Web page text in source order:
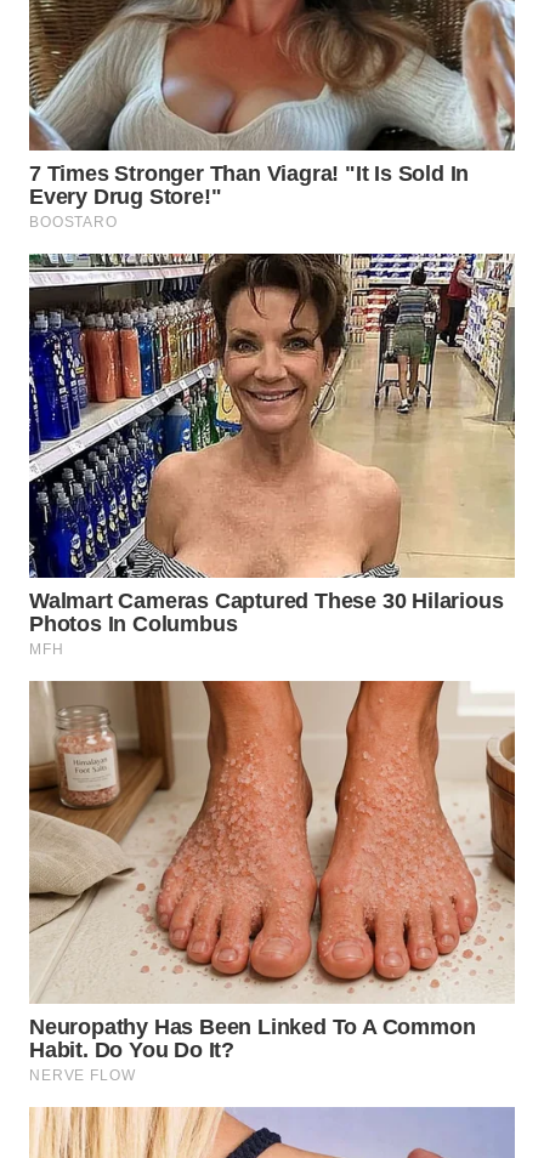
PADANG
LAWAS
WN
SUMEDANG
WN
CIANJUR
WN
KEPULAUAN
SERIBU
WN
TANGERANG
WN
BINJAI
WN
CIREBON
INDRAMAYU
WN
KUNINGAN
MAJALENGKA
WN
SUBANG
WN
SUKABUMI
WN
PURWAKARTA